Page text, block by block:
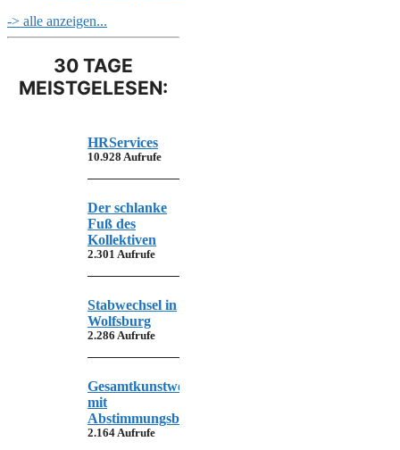
-> alle anzeigen...
30 TAGE
MEISTGELESEN:
HRServices
10.928 Aufrufe
Der schlanke
Fuß des
Kollektiven
2.301 Aufrufe
Stabwechsel in
Wolfsburg
2.286 Aufrufe
Gesamtkunstwerk
mit
Abstimmungsbedarf
2.164 Aufrufe